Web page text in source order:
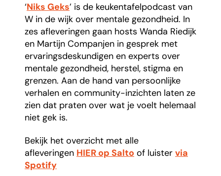
‘Niks Geks’ is de keukentafelpodcast van
W in de wijk over mentale gezondheid. In
zes afleveringen gaan hosts Wanda Riedijk
en Martijn Companjen in gesprek met
ervaringsdeskundigen en experts over
mentale gezondheid, herstel, stigma en
grenzen. Aan de hand van persoonlijke
verhalen en community-inzichten laten ze
zien dat praten over wat je voelt helemaal
niet gek is.
Bekijk het overzicht met alle
afleveringen HIER op Salto of luister via
Spotify